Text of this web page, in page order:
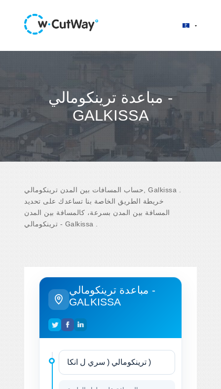
مباعدة ترينكومالي -
GALKISSA
حساب المسافات بين المدن ترينكومالي, Galkissa .
خريطة الطريق الخاصة بنا تساعدك على تحديد
المسافة بين المدن بسرعة، كالمسافة بين المدن
ترينكومالي - Galkissa .
مباعدة ترينكومالي -
GALKISSA